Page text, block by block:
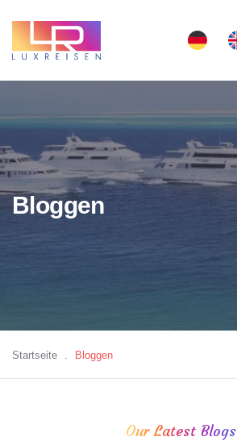
Bloggen
Startseite . Bloggen
Our Latest Blogs